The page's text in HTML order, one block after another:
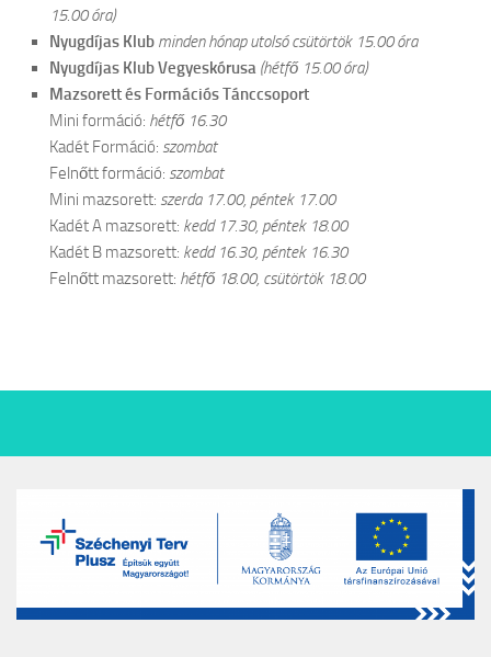
15.00 óra)
Nyugdíjas Klub minden hónap utolsó csütörtök 15.00 óra
Nyugdíjas Klub Vegyeskórusa (hétfő 15.00 óra)
Mazsorett és Formációs Tánccsoport
Mini formáció: hétfő 16.30
Kadét Formáció: szombat
Felnőtt formáció: szombat
Mini mazsorett: szerda 17.00, péntek 17.00
Kadét A mazsorett: kedd 17.30, péntek 18.00
Kadét B mazsorett: kedd 16.30, péntek 16.30
Felnőtt mazsorett: hétfő 18.00, csütörtök 18.00